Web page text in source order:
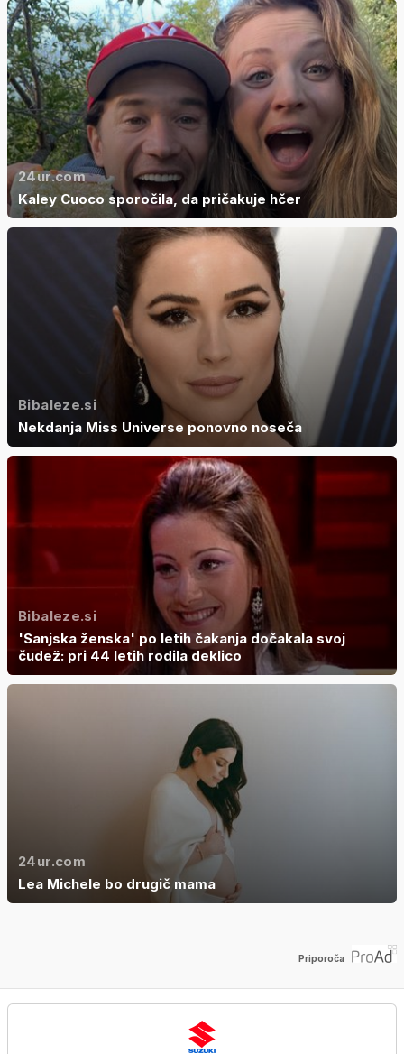
24ur.com
Kaley Cuoco sporočila, da pričakuje hčer
Bibaleze.si
Nekdanja Miss Universe ponovno noseča
Bibaleze.si
'Sanjska ženska' po letih čakanja dočakala svoj
čudež: pri 44 letih rodila deklico
24ur.com
Lea Michele bo drugič mama
Priporoča